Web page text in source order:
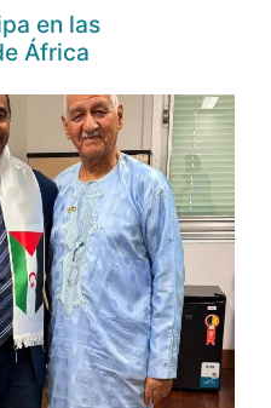
en las
África